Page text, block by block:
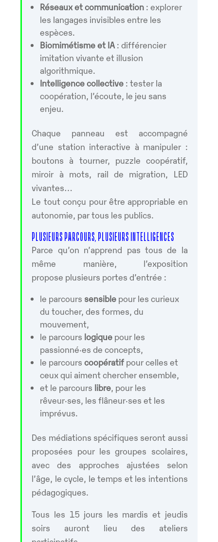
Réseaux et communication : explorer
les langages invisibles entre les
espèces.
Biomimétisme et IA : différencier
imitation vivante et illusion
algorithmique.
Intelligence collective : tester la
coopération, l’écoute, le jeu sans
enjeu.
Chaque panneau est accompagné
d’une station interactive à manipuler :
boutons à tourner, puzzle coopératif,
miroir à mots, rail de migration, LED
vivantes…
Le tout conçu pour être appropriable en
autonomie, par tous les publics.
PLUSIEURS PARCOURS, PLUSIEURS INTELLIGENCES
Parce qu’on n’apprend pas tous de la
même manière, l’exposition
propose plusieurs portes d’entrée :
le parcours sensible pour les curieux
du toucher, des formes, du
mouvement,
le parcours logique pour les
passionné·es de concepts,
le parcourscoopératif pour celles et
ceux qui aiment chercher ensemble,
et le parcours libre, pour les
rêveur·ses, les flâneur·ses et les
imprévus.
Des médiations spécifiques seront aussi
proposées pour les groupes scolaires,
avec des approches ajustées selon
l’âge, le cycle, le temps et les intentions
pédagogiques.
Tous les 15 jours les mardis et jeudis
soirs auront lieu des ateliers